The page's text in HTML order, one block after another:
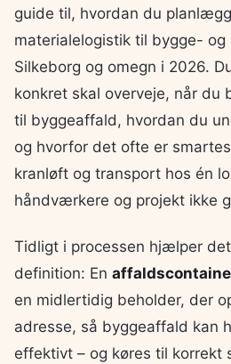
guide til, hvordan du
materialelogistik til bygge- og
Silkeborg og omegn i 2026.
konkret skal overveje, når du
til byggeaffald, hvordan du
og hvorfor det ofte er
kranløft og transport hos én
håndværkere og projekt ikke
Tidligt i processen hjælper
definition: En
en midlertidig beholder, der
adresse, så byggeaffald kan
effektivt – og køres til korrekt